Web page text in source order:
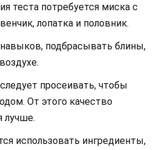
теста потребуется миска с
лопатка и половник.
подбрасывать блины,
просеивать, чтобы
От этого качество
лучше.
использовать ингредиенты,